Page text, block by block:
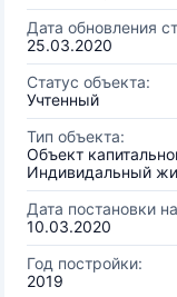
Дата обновления
25.03.2020
Статус объекта:
Учтенный
Тип объекта:
Объект
Индивидальный
Дата постановки
10.03.2020
Год постройки:
2019